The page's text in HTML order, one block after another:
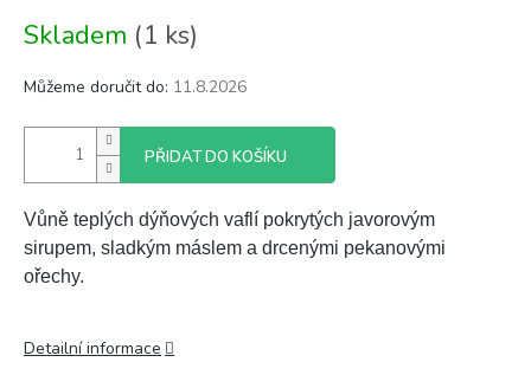
cena:
Skladem (1 ks)
Můžeme doručit do: 11.8.2026
PŘIDAT DO KOŠÍKU
Vůně teplých dýňových vaflí pokrytých javorovým
sirupem, sladkým máslem a drcenými pekanovými
ořechy.
Detailní informace